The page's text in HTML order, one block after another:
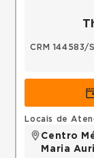
CRM 144583/
Locais de
Centro
Maria